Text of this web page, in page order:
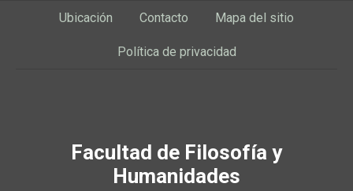
Ubicación Contacto Mapa del sitio
Política de privacidad
Facultad de Filosofía y
Humanidades